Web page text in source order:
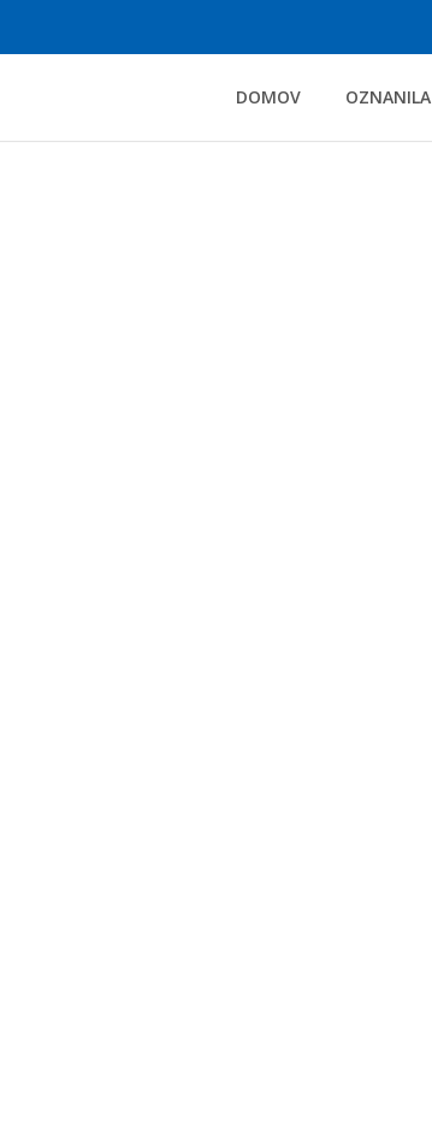
DOMOV OZNANILA